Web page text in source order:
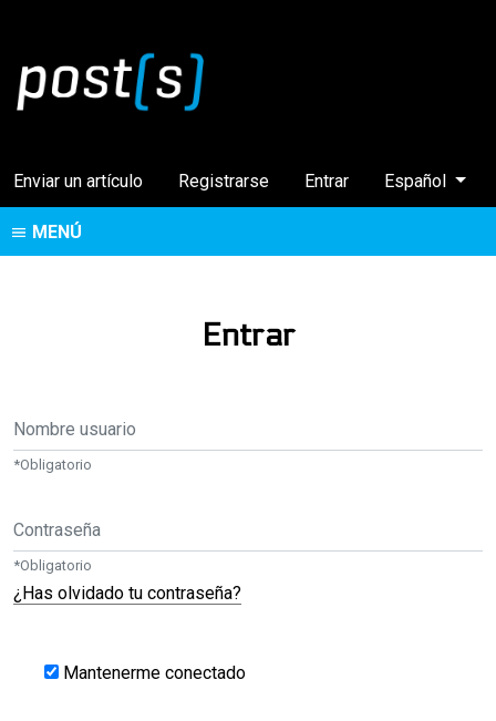
Enviar un artículo Registrarse Entrar Cambiar el
Español
MENÚ
Entrar
Nombre usuario
*Obligatorio
Contraseña
*Obligatorio
¿Has olvidado tu contraseña?
Mantenerme conectado